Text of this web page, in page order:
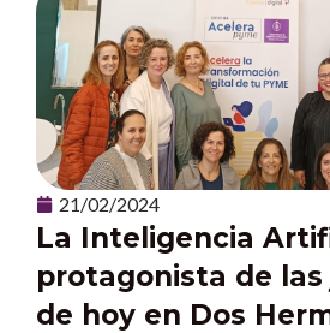
21/02/2024
La Inteligencia
protagonista de las
de hoy en Dos